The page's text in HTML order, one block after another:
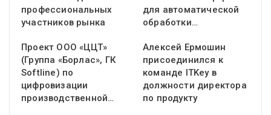
профессиональных
участников рынка
для автоматической
обработки…
Проект ООО «ЦЦТ»
(Группа «Борлас», ГК
Softline) по
цифровизации
производственной…
Алексей Ермошин
присоединился к
команде ITKey в
должности директора
по продукту